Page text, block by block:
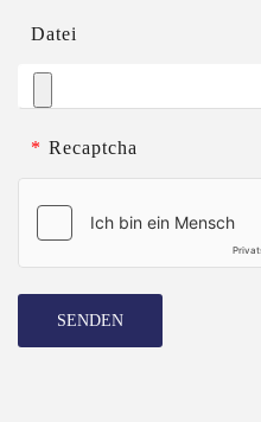
Datei
* Recaptcha
SENDEN